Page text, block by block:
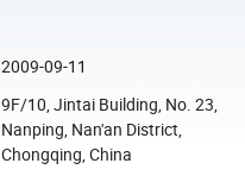
2009-09-11
9F/10, Jintai Building, No. 23,
Nanping, Nan'an District,
Chongqing, China